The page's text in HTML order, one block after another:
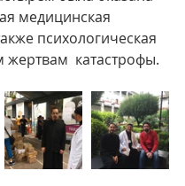
медицинская
психологическая
жертвам  катастрофы.